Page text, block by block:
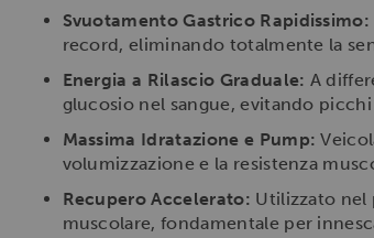
Svuotamento Gastrico Rapidissimo:
record, eliminando totalmente la
Energia a Rilascio Graduale: A
glucosio nel sangue, evitando
Massima Idratazione e Pump:
volumizzazione e la resistenza
Recupero Accelerato: Utilizzato nel
muscolare, fondamentale per